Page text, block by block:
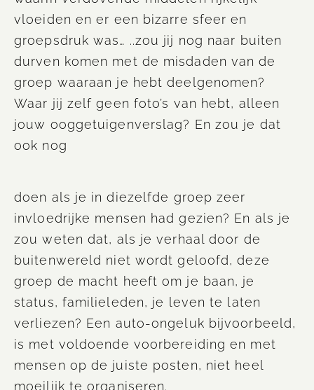
vloeiden en er een bizarre sfeer en
groepsdruk was… ..zou jij nog naar buiten
durven komen met de misdaden van de
groep waaraan je hebt deelgenomen?
Waar jij zelf geen foto’s van hebt, alleen
jouw ooggetuigenverslag? En zou je dat
ook nog
doen als je in diezelfde groep zeer
invloedrijke mensen had gezien? En als je
zou weten dat, als je verhaal door de
buitenwereld niet wordt geloofd, deze
groep de macht heeftom je baan, je
status, familieleden, je leven te laten
verliezen? Een auto-ongeluk bijvoorbeeld,
is met voldoende voorbereiding en met
mensen op de juiste posten, niet heel
moeilijk te organiseren.